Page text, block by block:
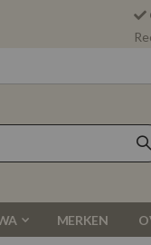
MERKEN